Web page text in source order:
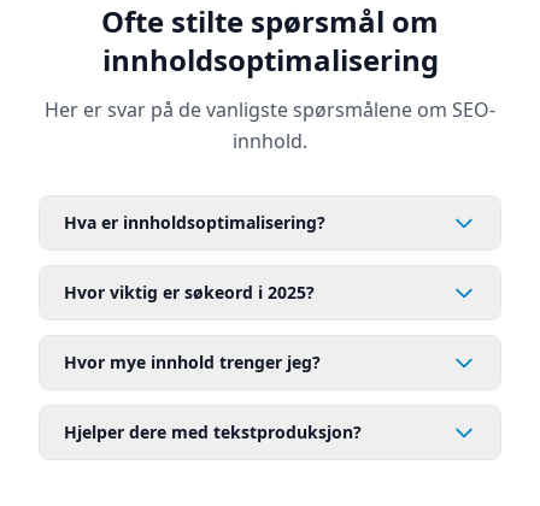
Ofte stilte spørsmål om
innholdsoptimalisering
Her er svar på de vanligste spørsmålene om SEO-
innhold.
Hva er innholdsoptimalisering?
Hvor viktig er søkeord i 2025?
Hvor mye innhold trenger jeg?
Hjelper dere med tekstproduksjon?